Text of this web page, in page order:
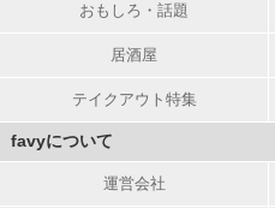
おもしろ・話題
居酒屋
テイクアウト特集
favyについて
運営会社